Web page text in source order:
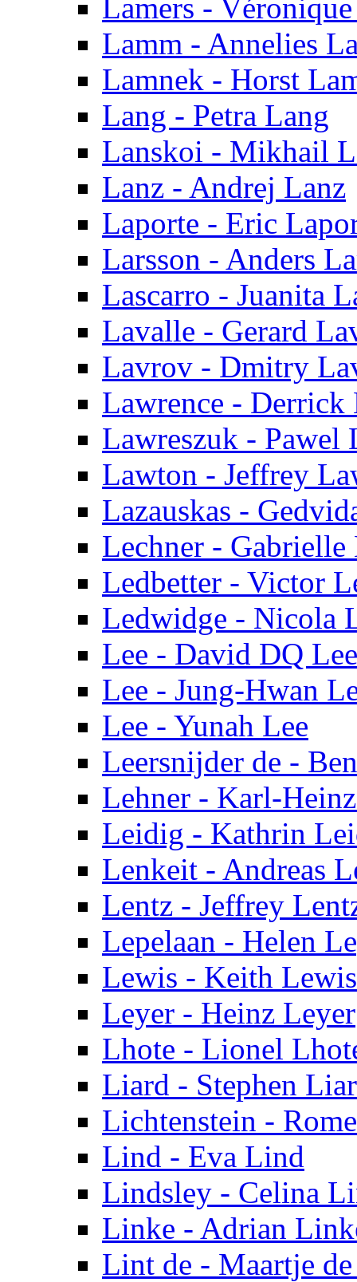
Lamers -
Lamm - Annelies
Lamnek - Horst
Lang - Petra Lang
Lanskoi - Mikhail
Lanz - Andrej Lanz
Laporte - Eric
Larsson - Anders
Lascarro - Juanita
Lavalle - Gerard
Lavrov - Dmitry
Lawrence - Derrick
Lawreszuk - Pawel
Lawton - Jeffrey
Lazauskas -
Lechner - Gabrielle
Ledbetter - Victor
Ledwidge - Nicola
Lee - David DQ Lee
Lee - Jung-Hwan
Lee - Yunah Lee
Leersnijder de -
Lehner - Karl-
Leidig - Kathrin
Lenkeit - Andreas
Lentz - Jeffrey
Lepelaan - Helen
Lewis - Keith Lewis
Leyer - Heinz Leyer
Lhote - Lionel
Liard - Stephen
Lichtenstein -
Lind - Eva Lind
Lindsley - Celina
Linke - Adrian
Lint de - Maartje